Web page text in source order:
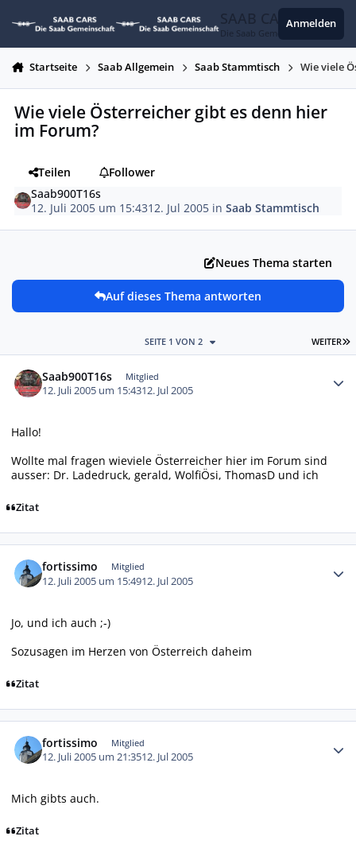
SAAB CARS
Die Saab Gemeinschaft
Anmelden
Startseite Saab Allgemein Saab Stammtisch Wie viele
Wie viele Österreicher gibt es denn hier
im Forum?
Teilen
Follower
Saab900T16s
12. Juli 2005 um 15:4312. Jul 2005 inSaab Stammtisch
Neues Thema starten
Auf dieses Thema antworten
WEITER
SEITE 1 VON 2
Saab900T16s Mitglied
12. Juli 2005 um 15:4312. Jul 2005
Hallo!
Wollte mal fragen wieviele Österreicher hier im Forum sind
ausser: Dr. Ladedruck, gerald, WolfiÖsi, ThomasD und ich
Zitat
fortissimo Mitglied
12. Juli 2005 um 15:4912. Jul 2005
Jo, und ich auch ;-)
Sozusagen im Herzen von Österreich daheim
Zitat
fortissimo Mitglied
12. Juli 2005 um 21:3512. Jul 2005
Mich gibts auch.
Zitat